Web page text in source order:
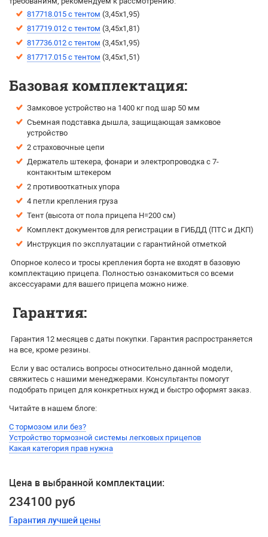
817718.015 с тентом (3,45х1,95)
817719.012 с тентом (3,45х1,81)
817736.012 с тентом (3,45х1,95)
817717.015 с тентом (3,45х1,51)
Базовая комплектация:
Замковое устройство на 1400 кг под шар 50 мм
Съемная подставка дышла, защищающая замковое
устройство
2 страховочные цепи
Держатель штекера, фонари и электропроводка с 7-
контакнтым штекером
2 противооткатных упора
4 петли крепления груза
Тент (высота от пола прицепа H=200 см)
Комплект документов для регистрации в ГИБДД (ПТС и ДКП)
Инструкция по эксплуатации с гарантийной отметкой
Опорное колесо и тросы крепления борта не входят в базовую
комплектацию прицепа. Полностью ознакомиться со всеми
аксессуарами для вашего прицепа можно ниже.
Гарантия:
Гарантия 12 месяцев с даты покупки. Гарантия распространяется
на все, кроме резины.
Если у вас остались вопросы относительно данной модели,
свяжитесь с нашими менеджерами. Консультанты помогут
подобрать прицеп для конкретных нужд и быстро оформят заказ.
Читайте в нашем блоге:
С тормозом или без?
Устройство тормозной системы легковых прицепов
Какая категория прав нужна
Цена в выбранной комплектации:
234100 руб
Гарантия лучшей цены